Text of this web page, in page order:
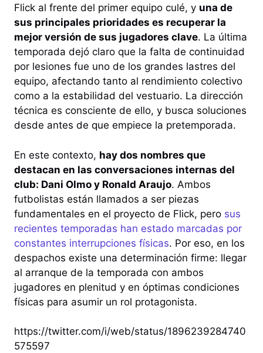
Flick al frente del primer equipo culé, y una de
sus principales prioridades es recuperar la
mejor versión de sus jugadores clave. La última
temporada dejó claro que la falta de continuidad
por lesiones fue uno de los grandes lastres del
equipo, afectando tanto al rendimiento colectivo
como a la estabilidad del vestuario. La dirección
técnica es consciente de ello, y busca soluciones
desde antes de que empiece la pretemporada.
En este contexto, hay dos nombres que
destacan en las conversaciones internas del
club: Dani Olmo y Ronald Araujo. Ambos
futbolistas están llamados a ser piezas
fundamentales en el proyecto de Flick, pero sus
recientes temporadas han estado marcadas por
constantes interrupciones físicas. Por eso, en los
despachos existe una determinación firme: llegar
al arranque de la temporada con ambos
jugadores en plenitud y en óptimas condiciones
físicas para asumir un rol protagonista.
https://twitter.com/i/web/status/1896239284740
575597